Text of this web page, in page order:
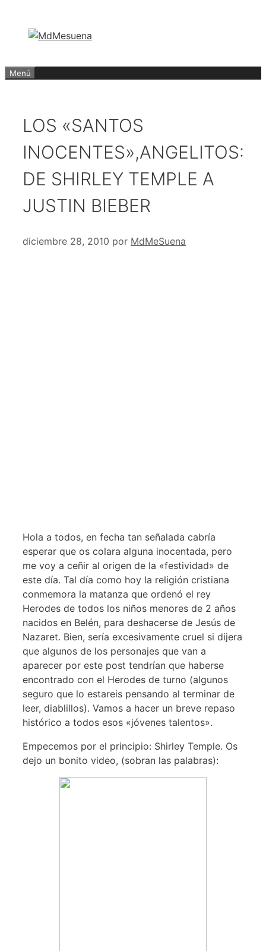
contenido
Menú
LOS «SANTOS
INOCENTES»,ANGELITOS:
DE SHIRLEY TEMPLE A
JUSTIN BIEBER
diciembre 28, 2010 por MdMeSuena
Hola a todos, en fecha tan señalada cabría
esperar que os colara alguna inocentada, pero
me voy a ceñir al origen de la «festividad» de
este día. Tal día como hoy la religión cristiana
conmemora la matanza que ordenó el rey
Herodes de todos los niños menores de 2 años
nacidos en Belén, para deshacerse de Jesús de
Nazaret. Bien, sería excesivamente cruel si dijera
que algunos de los personajes que van a
aparecer por este post tendrían que haberse
encontrado con el Herodes de turno (algunos
seguro que lo estareis pensando al terminar de
leer, diablillos). Vamos a hacer un breve repaso
histórico a todos esos «jóvenes talentos».
Empecemos por el principio: Shirley Temple. Os
dejo un bonito video, (sobran las palabras):